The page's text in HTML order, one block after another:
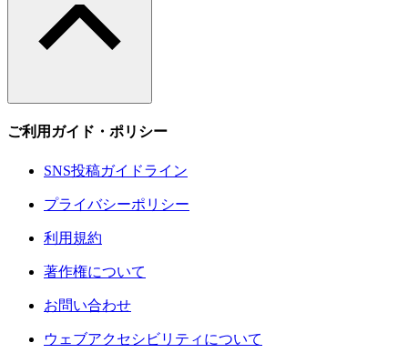
ご利用ガイド・ポリシー
SNS投稿ガイドライン
プライバシーポリシー
利用規約
著作権について
お問い合わせ
ウェブアクセシビリティについて